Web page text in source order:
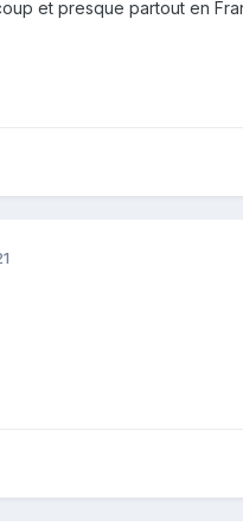
et presque partout en